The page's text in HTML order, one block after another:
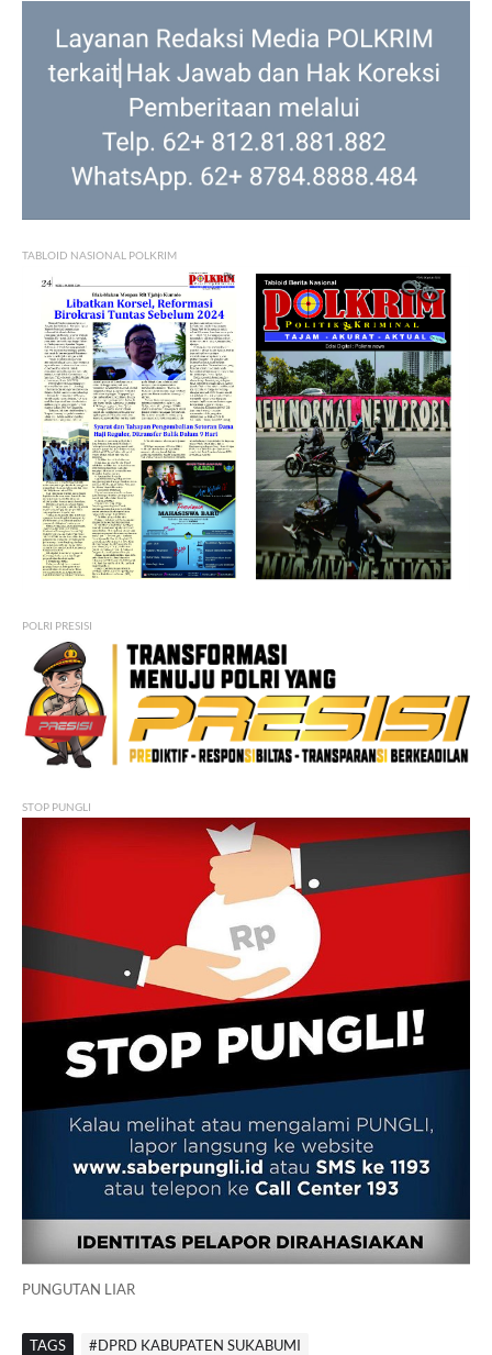
TABLOID NASIONAL POLKRIM
POLRI PRESISI
STOP PUNGLI
PUNGUTAN LIAR
TAGS #DPRD KABUPATEN SUKABUMI